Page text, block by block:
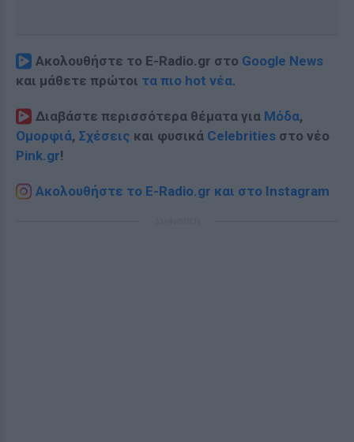
Ακολουθήστε το E-Radio.gr στο Google News
και μάθετε πρώτοι τα πιο hot νέα.
Διαβάστε περισσότερα θέματα για Μόδα,
Ομορφιά, Σχέσεις και φυσικά Celebrities στο νέο
Pink.gr!
Ακολουθήστε το E-Radio.gr και στο Instagram